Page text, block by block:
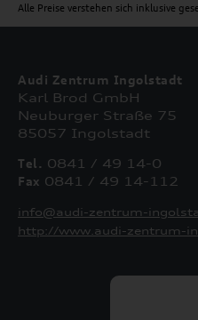
Alle Preise verstehen sich inklusive
Audi Zentrum Ingolstadt
Karl Brod GmbH
Neuburger Straße 75
85057 Ingolstadt
Tel. 0841 / 49 14-0
Fax 0841 / 49 14-112
info@audi-zentrum-
http://www.audi-zentrum-